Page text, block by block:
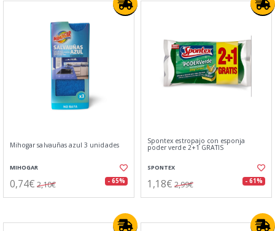
Mihogar salvauñas azul 3 unidades
MIHOGAR
0,74€ 2,10€ - 65%
Spontex estropajo con esponja
poder verde 2+1 GRATIS
SPONTEX
1,18€ 2,99€ - 61%